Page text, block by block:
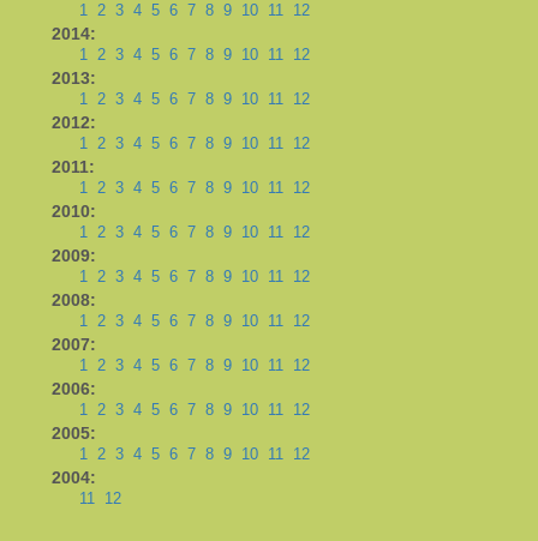
1 2 3 4 5 6 7 8 9 10 11 12
2014:
1 2 3 4 5 6 7 8 9 10 11 12
2013:
1 2 3 4 5 6 7 8 9 10 11 12
2012:
1 2 3 4 5 6 7 8 9 10 11 12
2011:
1 2 3 4 5 6 7 8 9 10 11 12
2010:
1 2 3 4 5 6 7 8 9 10 11 12
2009:
1 2 3 4 5 6 7 8 9 10 11 12
2008:
1 2 3 4 5 6 7 8 9 10 11 12
2007:
1 2 3 4 5 6 7 8 9 10 11 12
2006:
1 2 3 4 5 6 7 8 9 10 11 12
2005:
1 2 3 4 5 6 7 8 9 10 11 12
2004:
11 12